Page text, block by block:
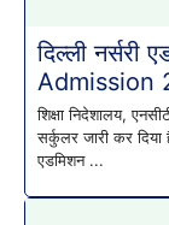
दिल्ली
Admission
शिक्षा निदेशालय,
सर्कुलर जारी कर दिया
एडमिशन ...